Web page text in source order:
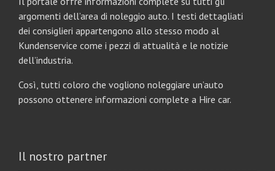
argomenti dell’area di noleggio auto. I testi dettagliati
dei consiglieri appartengono allo stesso modo al
Kundenservice come i pezzi di attualità e le notizie
dell’industria.
Così, tutti coloro che vogliono noleggiare un’auto
possono ottenere informazioni complete a Hire car.
Il nostro partner